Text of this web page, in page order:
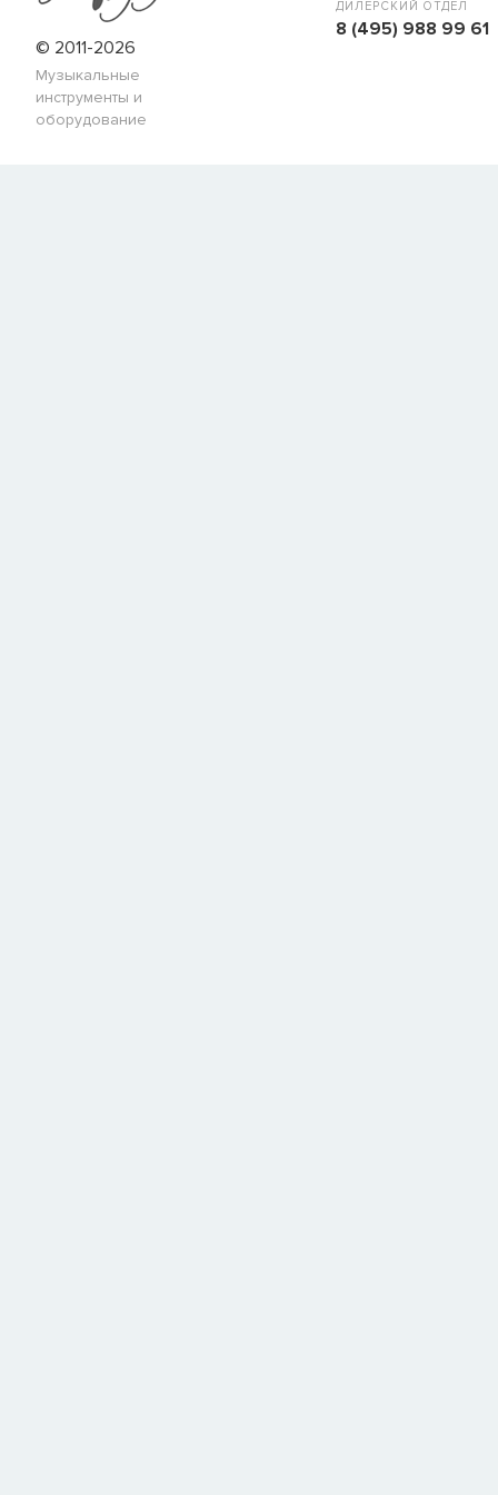
Имя
E-mail
© 2011-2026
Музыкальные
инструменты и
оборудование
ДИЛЕРСКИЙ ОТДЕЛ
8 (495) 988 99 61